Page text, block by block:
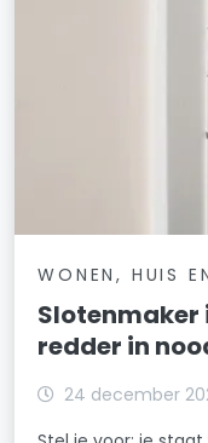
WONEN, HUIS
Slotenmaker
redder in
24 december